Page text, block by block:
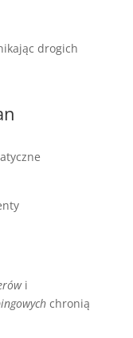
drogich
i
chronią